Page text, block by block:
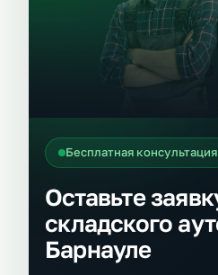
Бесплатная консультация
Оставьте
складского
Барнауле